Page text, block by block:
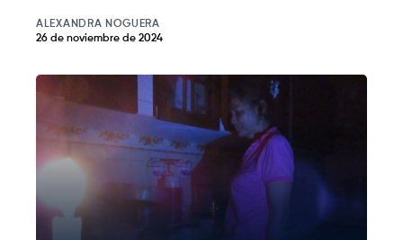
ALEXANDRA NOGUERA
26 de noviembre de 2024